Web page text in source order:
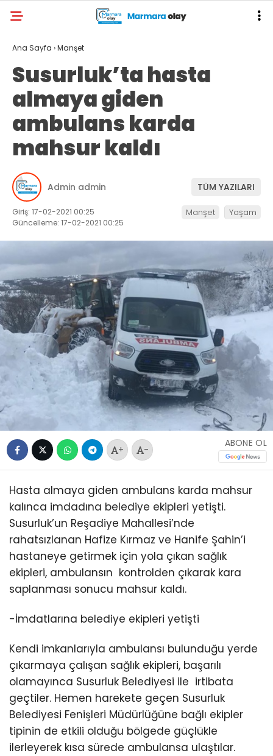
Ana Sayfa ›Manşet
Susurluk’ta hasta
almaya giden
ambulans karda
mahsur kaldı
Admin admin TÜM YAZILARI
Giriş: 17-02-2021 00:25
Güncelleme: 17-02-2021 00:25
Manşet Yaşam
+ -
ABONE OL
Hasta almaya giden ambulans karda mahsur
kalınca imdadına belediye ekipleri yetişti.
Susurluk’un Reşadiye Mahallesi’nde
rahatsızlanan Hafize Kırmaz ve Hanife Şahin’i
hastaneye getirmek için yola çıkan sağlık
ekipleri, ambulansın kontrolden çıkarak kara
saplanması sonucu mahsur kaldı.
-İmdatlarına belediye ekipleri yetişti
Kendi imkanlarıyla ambulansı bulunduğu yerde
çıkarmaya çalışan sağlık ekipleri, başarılı
olamayınca Susurluk Belediyesi ile irtibata
geçtiler. Hemen harekete geçen Susurluk
Belediyesi Fenişleri Müdürlüğüne bağlı ekipler
tipinin de etkili olduğu bölgede güçlükle
ilerleyerek kısa sürede ambulansa ulaştılar.